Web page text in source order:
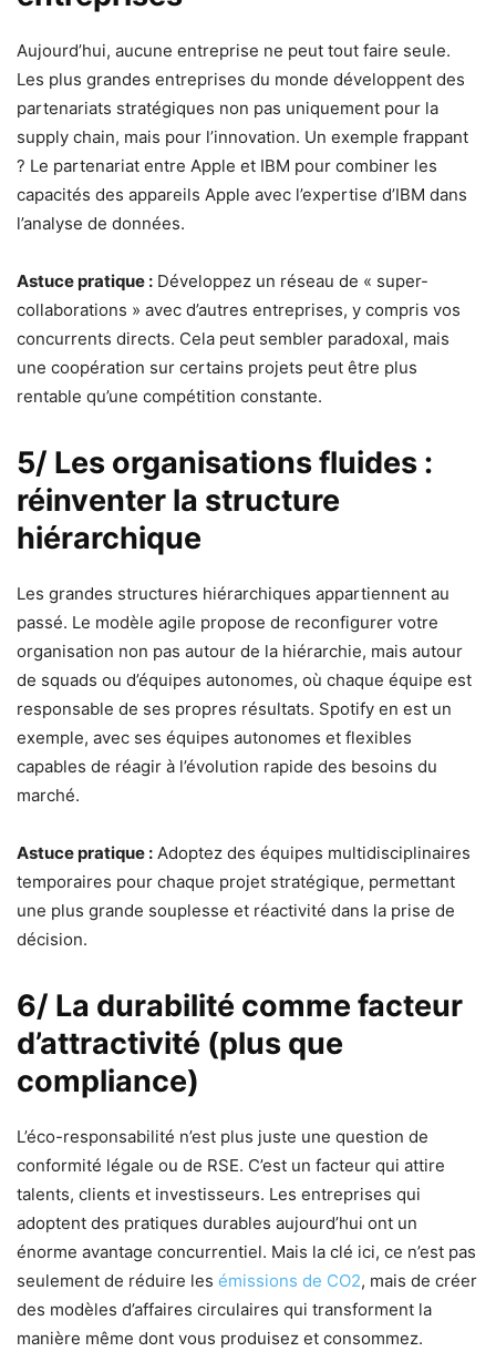
Aujourd’hui, aucune entreprise ne peut tout faire seule.
Les plus grandes entreprises du monde développent des
partenariats stratégiques non pas uniquement pour la
supply chain, mais pour l’innovation. Un exemple frappant
? Le partenariat entre Apple et IBM pour combiner les
capacités des appareils Apple avec l’expertise d’IBM dans
l’analyse de données.
Astuce pratique : Développez un réseau de « super-
collaborations » avec d’autres entreprises, y compris vos
concurrents directs. Cela peut sembler paradoxal, mais
une coopération sur certains projets peut être plus
rentable qu’une compétition constante.
5/ Les organisations fluides :
réinventer la structure
hiérarchique
Les grandes structures hiérarchiques appartiennent au
passé. Le modèle agile propose de reconfigurer votre
organisation non pas autour de la hiérarchie, mais autour
de squads ou d’équipes autonomes, où chaque équipe est
responsable de ses propres résultats. Spotify en est un
exemple, avec ses équipes autonomes et flexibles
capables de réagir à l’évolution rapide des besoins du
marché.
Astuce pratique : Adoptez des équipes multidisciplinaires
temporaires pour chaque projet stratégique, permettant
une plus grande souplesse et réactivité dans la prise de
décision.
6/ La durabilité comme facteur
d’attractivité (plus que
compliance)
L’éco-responsabilité n’est plus juste une question de
conformité légale ou de RSE. C’est un facteur qui attire
talents, clients et investisseurs. Les entreprises qui
adoptent des pratiques durables aujourd’hui ont un
énorme avantage concurrentiel. Mais la clé ici, ce n’est pas
seulement de réduire les émissions de CO2, mais de créer
des modèles d’affaires circulaires qui transforment la
manière même dont vous produisez et consommez.